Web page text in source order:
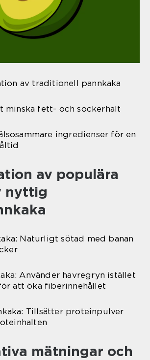
av traditionell pannkaka
minska fett- och sockerhalt
ingredienser för en
av populära
nyttig
Naturligt sötad med banan
Använder havregryn istället
att öka fiberinnehållet
Tillsätter proteinpulver
mätningar och